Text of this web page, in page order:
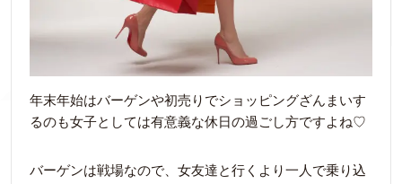
年末年始はバーゲンや初売りでショッピングざんまいす
るのも女子としては有意義な休日の過ごし方ですよね♡
バーゲンは戦場なので、女友達と行くより一人で乗り込